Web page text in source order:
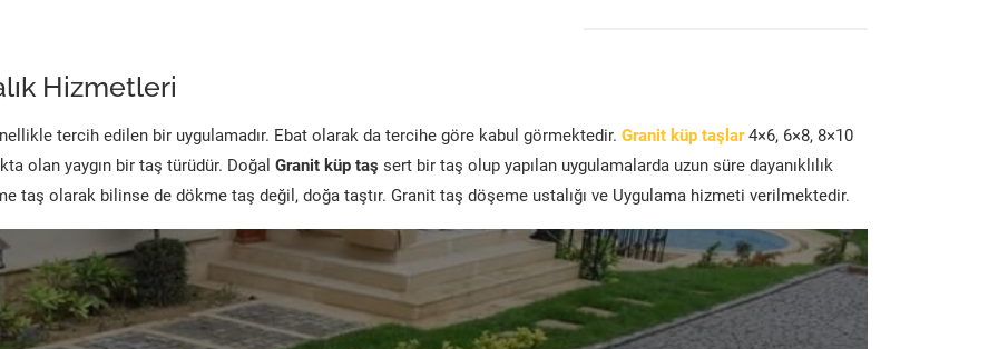
Hizmetleri
tercih edilen bir uygulamadır. Ebat olarak da tercihe göre kabul görmektedir. Granit küp taşlar 4×6, 6×8, 8×10
olan yaygın bir taş türüdür. Doğal Granit küp taş sert bir taş olup yapılan uygulamalarda uzun süre dayanıklılık
taş olarak bilinse de dökme taş değil, doğa taştır. Granit taş döşeme ustalığı ve Uygulama hizmeti verilmektedir.